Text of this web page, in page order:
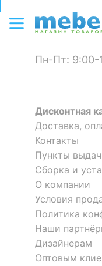
Пн-Пт: 9:00-
Дисконтная
Доставка,
Контакты
Пункты
Сборка и
О компании
Условия
Политика
Наши
Дизайнерам
Оптовым